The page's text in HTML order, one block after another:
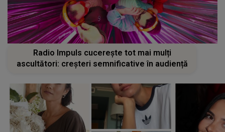
Radio Impuls cucerește tot mai mulți
ascultători: creșteri semnificative în audiență